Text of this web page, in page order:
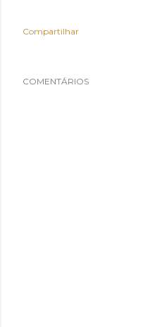
Compartilhar
COMENTÁRIOS